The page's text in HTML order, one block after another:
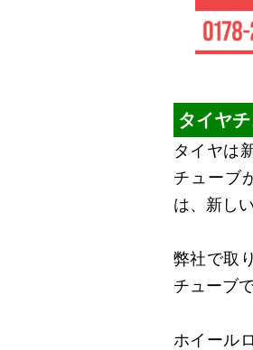
タイヤ
タイヤは
チューブ
は、新し
弊社で取
チューブ
ホイール